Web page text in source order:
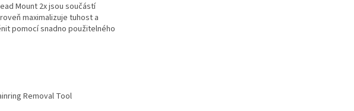
Mount 2x jsou součástí
maximalizuje tuhost a
pomocí snadno použitelného
Removal Tool